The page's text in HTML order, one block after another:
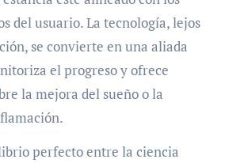
del usuario. La tecnología, lejos
se convierte en una aliada
el progreso y ofrece
la mejora del sueño o la
perfecto entre la ciencia